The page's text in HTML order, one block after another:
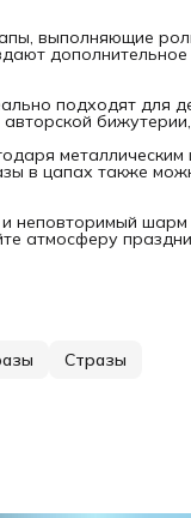
выполняющие
подходят для
в цапах также
неповторимый
атмосферу
Стразы